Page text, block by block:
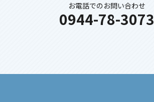
お電話でのお問い合わせ
0944-78-3073